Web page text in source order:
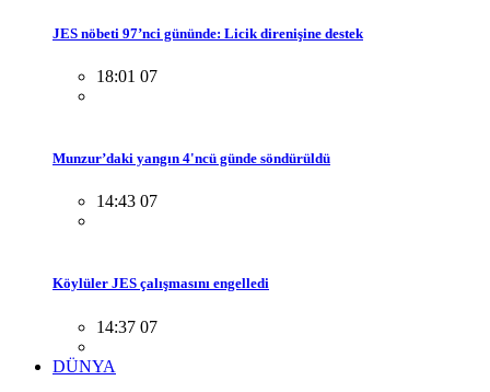
JES nöbeti 97’nci gününde: Licik direnişine destek
18:01 07
Munzur’daki yangın 4'ncü günde söndürüldü
14:43 07
Köylüler JES çalışmasını engelledi
14:37 07
DÜNYA